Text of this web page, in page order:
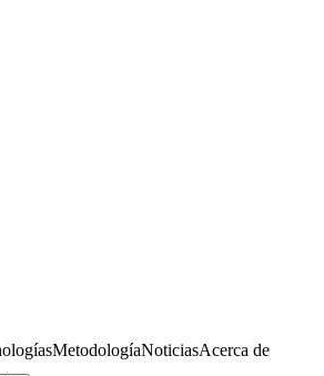
MetodologíaNoticiasAcerca de